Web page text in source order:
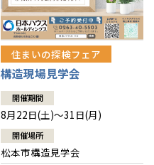
住まいの探検フェア
構造現場見学会
開催期間
8月22日(土)～31日(月)
開催場所
松本市構造見学会